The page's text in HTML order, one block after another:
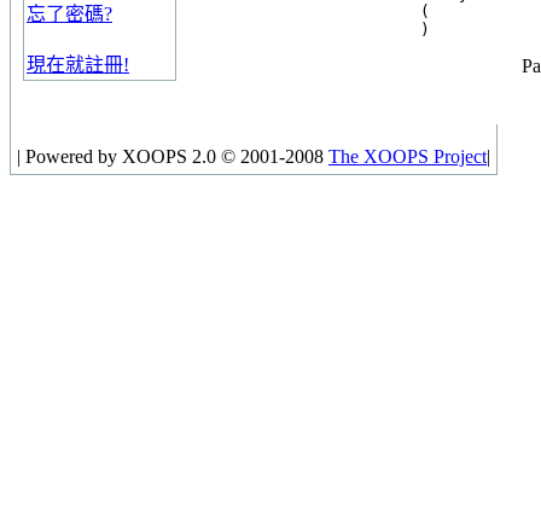
忘了密碼?
現在就註冊!
(
| Powered by XOOPS 2.0 © 2001-2008 The XOOPS Project|